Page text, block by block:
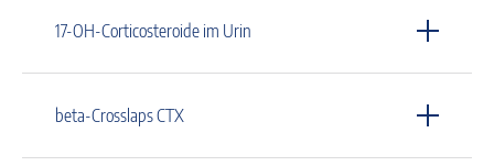
17-OH-Corticosteroide im Urin
beta-Crosslaps CTX